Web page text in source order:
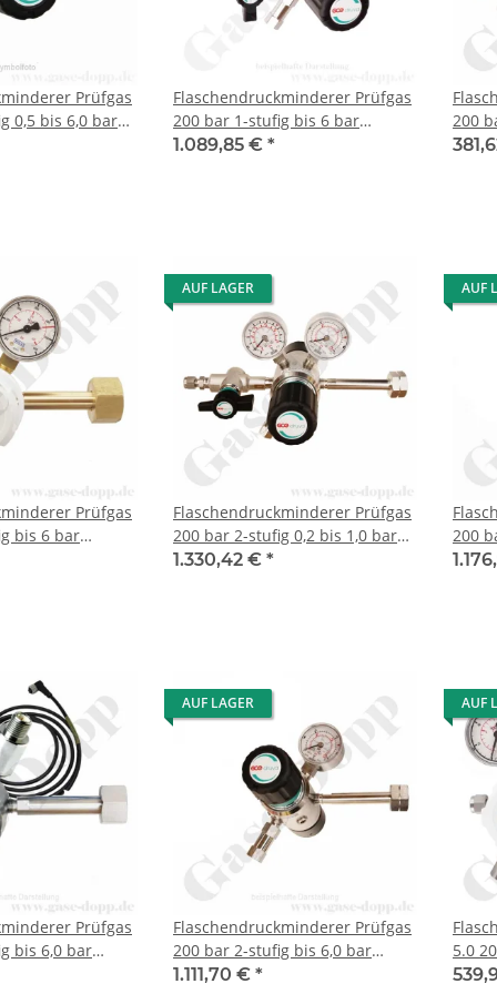
Prüfgas
0,5 bis 6,0 bar
M19x1,5 LH
Flaschendruckminderer Prüfgas
200 bar 1-stufig bis 6 bar
regelbar - Anschluss M19x1,5 LH
1.089,85 € *
200
Prüfgas
bis 6 bar
M19x1,5 LH
AUF LAGER
Flaschendruckminderer Prüfgas
200 bar 2-stufig 0,2 bis 1,0 bar
regelbar - Anschluss M19x1,5 LH
1.330,42 € *
AUF
200
Prüfgas
bis 6,0 bar
M19x1,5 LH
AUF LAGER
Flaschendruckminderer Prüfgas
200 bar 2-stufig bis 6,0 bar
regelbar - Anschluss M19x1,5 LH
1.111,70 € *
AUF
5.0
1-